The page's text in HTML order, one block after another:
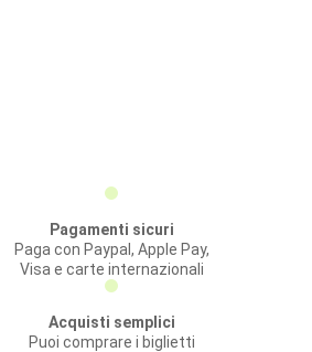
Pagamenti sicuri
Paga con Paypal, Apple Pay,
Visa e carte internazionali
Acquisti semplici
Puoi comprare i biglietti